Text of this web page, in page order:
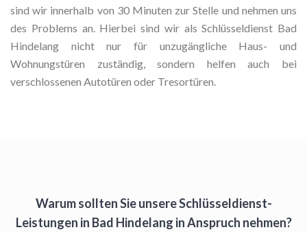
sind wir innerhalb von 30 Minuten zur Stelle und nehmen uns
des Problems an. Hierbei sind wir als Schlüsseldienst Bad
Hindelang nicht nur für unzugängliche Haus- und
Wohnungstüren zuständig, sondern helfen auch bei
verschlossenen Autotüren oder Tresortüren.
Warum sollten Sie unsere Schlüsseldienst-
Leistungen in Bad Hindelang in Anspruch nehmen?